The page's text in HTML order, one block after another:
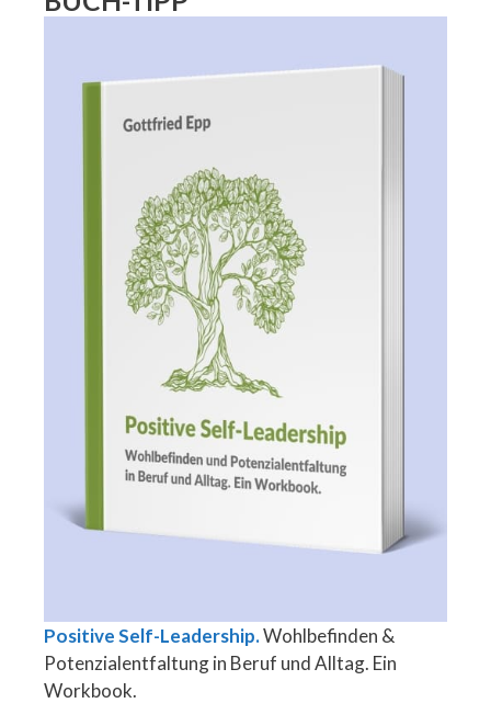
Positive Self-Leadership.Wohlbefinden &
Potenzialentfaltung in Beruf und Alltag. Ein
Workbook.